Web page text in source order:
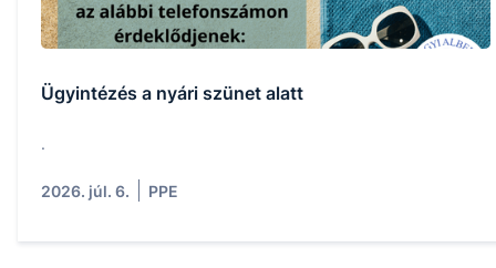
Ügyintézés a nyári szünet alatt
.
2026. júl. 6. PPE